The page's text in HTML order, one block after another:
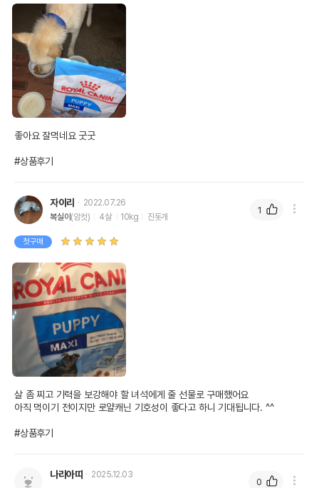
좋아요 잘먹네요 굿굿
#상품후기
자이리
2022.07.26
복실이 (암컷) 4살 10kg 진돗개
첫구매
살 좀 찌고 기력을 보강해야 할 녀석에게 줄 선물로 구매했어요
아직 먹이기 전이지만 로얄캐닌 기호성이 좋다고 하니 기대됩니다. ^^
#상품후기
1
나라아띠 2025.12.03
0